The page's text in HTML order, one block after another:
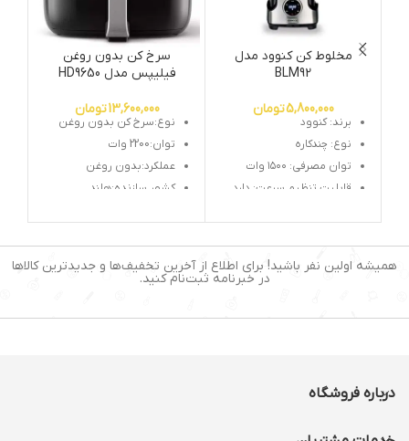
مخلوط کن کنوود مدل
BLM92
5,800,000تومان
برند: کنوود
نوع: چندکاره
توان مصرفی: ۱۵۰۰ وات
قابلیت تنظیم سرعت: دارد
قابلیت شستشوی لوازم
جانبی در ماشین ظرفشویی:
جنس تیغه: استیل ضدزنگ
سرخ کن بدون روغن
فیلیپس مدل HD9650
13,600,000تومان
نوع:سرخ کن بدون روغن
توان:2200 وات
عملکرد:بدون روغن
کشور سازنده:هلند
درجه حرارت:قابل تنظیم
سیستم خاموشی خودکار:دارد
همیشه اولین نفر باشید! برای اطلاع از آخرین تخفیف‌ها و جدیدترین کالاها
در خبرنامه ثبت‌نام کنید.
درباره فروشگاه